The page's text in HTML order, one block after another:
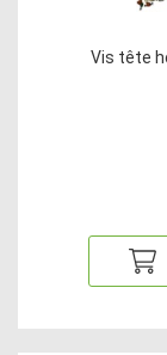
Vis tête